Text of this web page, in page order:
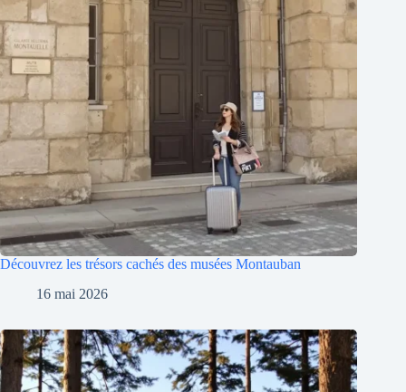
Découvrez les trésors cachés des musées Montauban
16 mai 2026